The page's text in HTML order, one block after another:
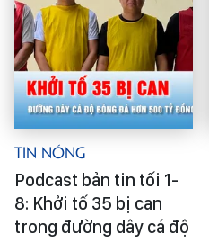
Tin Nóng
Podcast bản tin tối 1-
8: Khởi tố 35 bị can
trong đường dây cá độ